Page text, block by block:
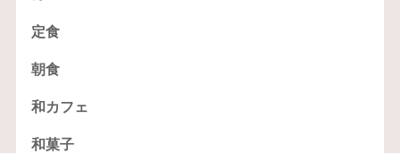
定食
朝食
和カフェ
和菓子